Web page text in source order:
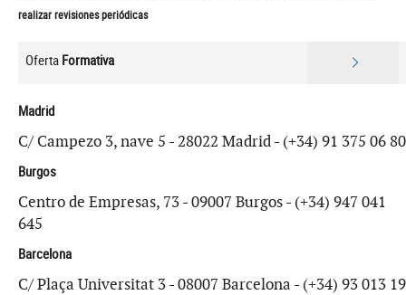
realizar revisiones periódicas
Oferta Formativa
Madrid
C/ Campezo 3, nave 5 - 28022 Madrid - (+34) 91 375 06 80
Burgos
Centro de Empresas, 73 - 09007 Burgos - (+34) 947 041
645
Barcelona
C/ Plaça Universitat 3 - 08007 Barcelona - (+34) 93 013 19